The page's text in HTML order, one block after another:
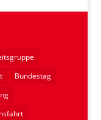
Bundestag